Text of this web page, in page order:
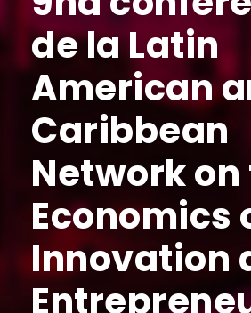
de la Latin
American
Caribbean
Network
Economics
Innovation